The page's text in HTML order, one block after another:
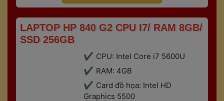
LAPTOP HP 840 G2 CPU I7/ RAM 8GB/
SSD 256GB
CPU: Intel Core i7 5600U
RAM: 4GB
Card đồ họa: Intel HD
Graphics 5500